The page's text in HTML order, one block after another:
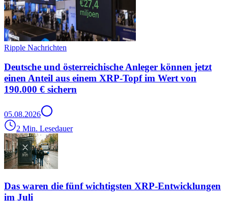
Ripple Nachrichten
Deutsche und österreichische Anleger können jetzt
einen Anteil aus einem XRP-Topf im Wert von
190.000 € sichern
05.08.2026
2 Min. Lesedauer
Das waren die fünf wichtigsten XRP-Entwicklungen
im Juli